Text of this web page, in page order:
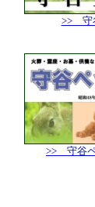
>> 守
>> 守谷